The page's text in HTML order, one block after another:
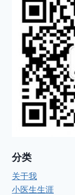
钱
的
东
东
分类
关于我
小医生生涯